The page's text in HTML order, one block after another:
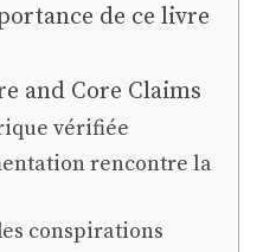
de ce livre
and Core Claims
vérifiée
rencontre la
conspirations